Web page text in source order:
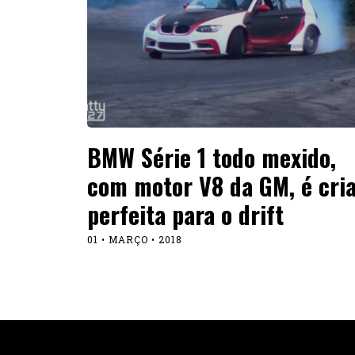
BMW Série 1 todo mexido,
com motor V8 da GM, é
perfeita para o drift
01 • MARÇO • 2018